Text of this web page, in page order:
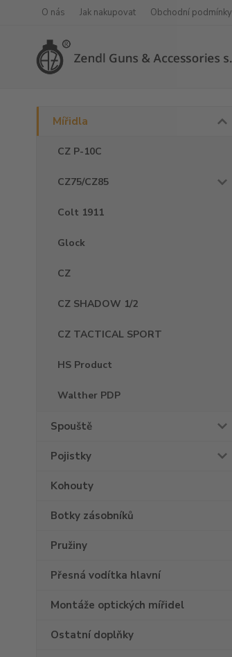
O nás Jak nakupovat Obchodní podmínky
Mířidla
CZ P-10C
CZ75/CZ85
Colt 1911
Glock
CZ
CZ SHADOW 1/2
CZ TACTICAL SPORT
HS Product
Walther PDP
Spouště
Pojistky
Kohouty
Botky zásobníků
Pružiny
Přesná vodítka hlavní
Montáže optických mířidel
Ostatní doplňky